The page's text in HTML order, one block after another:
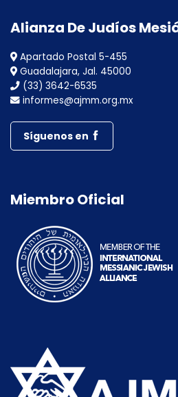
Alianza De Judíos
Apartado Postal 5-455
Guadalajara, Jal. 45000
(33) 3642-6535
informes@ajmm.org.mx
Síguenos en
Miembro Oficial